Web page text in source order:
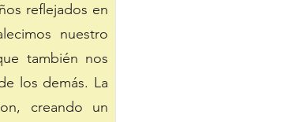
reflejados en
nuestro
también nos
los demás. La
creando un